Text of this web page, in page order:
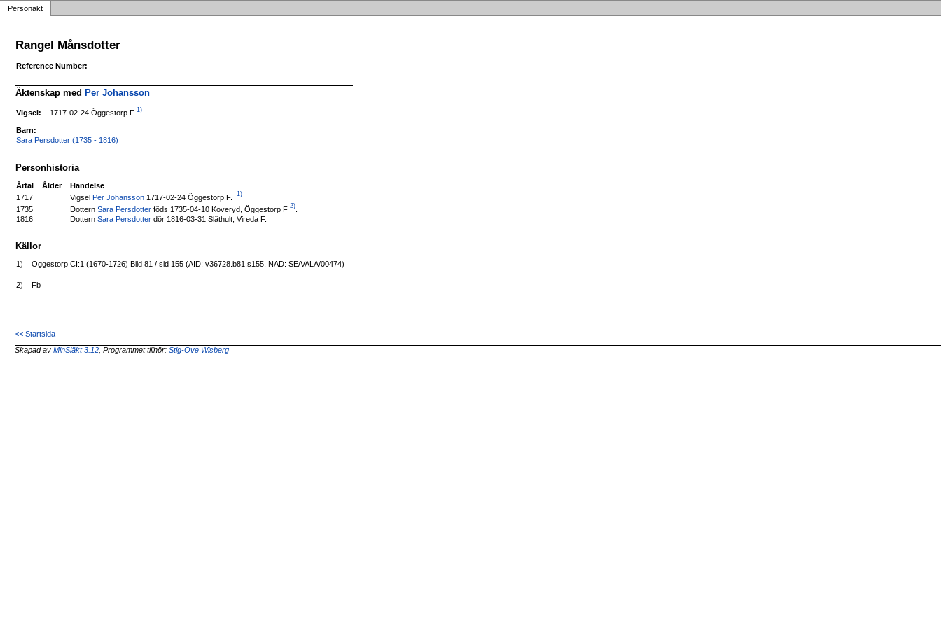
Personakt
Rangel Månsdotter
Reference Number:
Äktenskap med Per Johansson
Vigsel: 1717-02-24 Öggestorp F 1)
Barn:
Sara Persdotter (1735 - 1816)
Personhistoria
Årtal Ålder
Händelse
1717
VigselPer Johansson 1717-02-24 Öggestorp F. 1)
1735 Dottern Sara Persdotter föds 1735-04-10 Koveryd, Öggestorp F 2)
1816
DotternSara Persdotter dör 1816-03-31 Släthult, Vireda F.
Källor
1) Öggestorp CI:1 (1670-1726) Bild 81 / sid 155 (AID: v36728.b81.s155, NAD: SE/VALA/00474)
2) Fb
<< Startsida
Skapad avMinSläkt 3.12 , Programmet tillhör:Stig-Ove Wisberg